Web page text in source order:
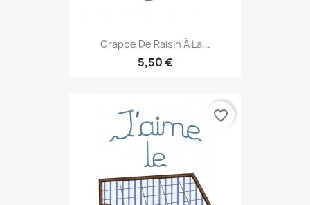
Grappe De Raisin À La...
5,50 €
favorite_border